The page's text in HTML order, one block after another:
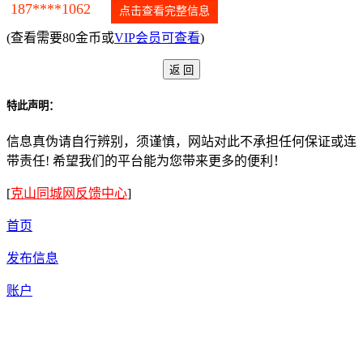
187****1062 点击查看完整信息
(查看需要80金币或VIP会员可查看)
特此声明：
信息真伪请自行辨别，须谨慎，网站对此不承担任何保证或连
带责任! 希望我们的平台能为您带来更多的便利！
[克山同城网反馈中心]
首页
发布信息
账户